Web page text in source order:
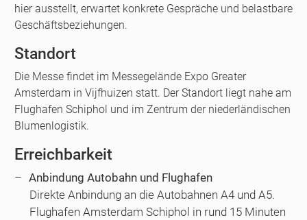
hier ausstellt, erwartet konkrete Gespräche und belastbare
Geschäftsbeziehungen.
Standort
Die Messe findet im Messegelände Expo Greater
Amsterdam in Vijfhuizen statt. Der Standort liegt nahe am
Flughafen Schiphol und im Zentrum der niederländischen
Blumenlogistik.
Erreichbarkeit
Anbindung Autobahn und Flughafen
Direkte Anbindung an die Autobahnen A4 und A5.
Flughafen Amsterdam Schiphol in rund 15 Minuten